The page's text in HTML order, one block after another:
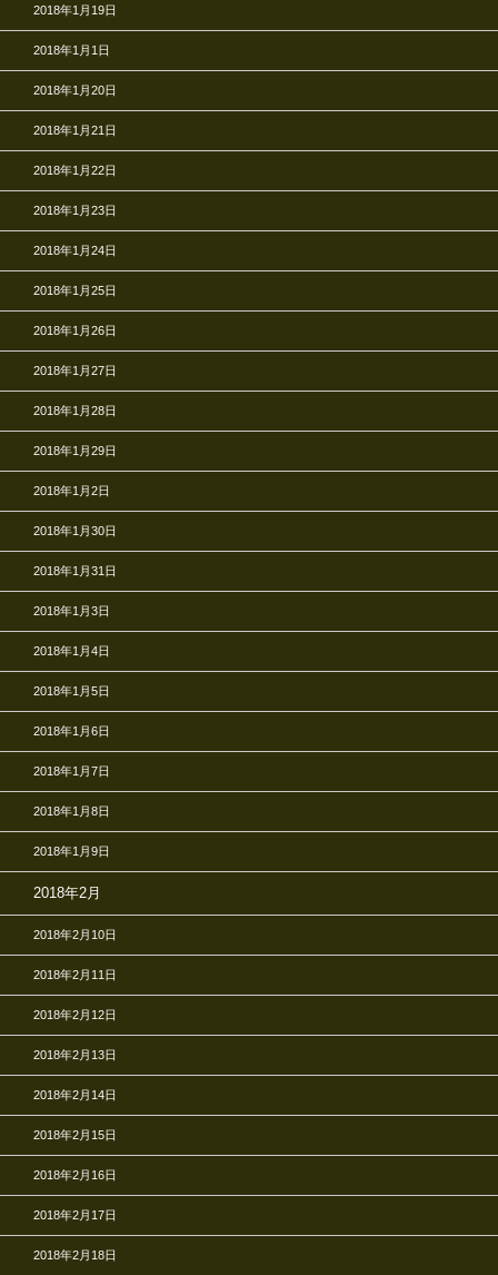
2018年1月19日
2018年1月1日
2018年1月20日
2018年1月21日
2018年1月22日
2018年1月23日
2018年1月24日
2018年1月25日
2018年1月26日
2018年1月27日
2018年1月28日
2018年1月29日
2018年1月2日
2018年1月30日
2018年1月31日
2018年1月3日
2018年1月4日
2018年1月5日
2018年1月6日
2018年1月7日
2018年1月8日
2018年1月9日
2018年2月
2018年2月10日
2018年2月11日
2018年2月12日
2018年2月13日
2018年2月14日
2018年2月15日
2018年2月16日
2018年2月17日
2018年2月18日